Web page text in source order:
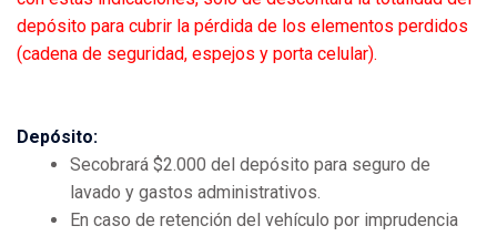
depósito para cubrir la pérdida de los elementos perdidos
(cadena de seguridad, espejos y porta celular).
Depósito:
Secobrará $2.000 del depósito para seguro de
lavado y gastos administrativos.
En caso de retención del vehículo por imprudencia